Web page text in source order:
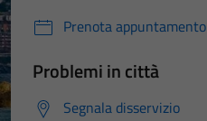
Prenota appuntamento
Problemi in città
Segnala disservizio